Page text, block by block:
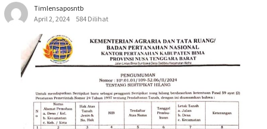
Timlensaposntb
April 2, 2024
584 Dilihat